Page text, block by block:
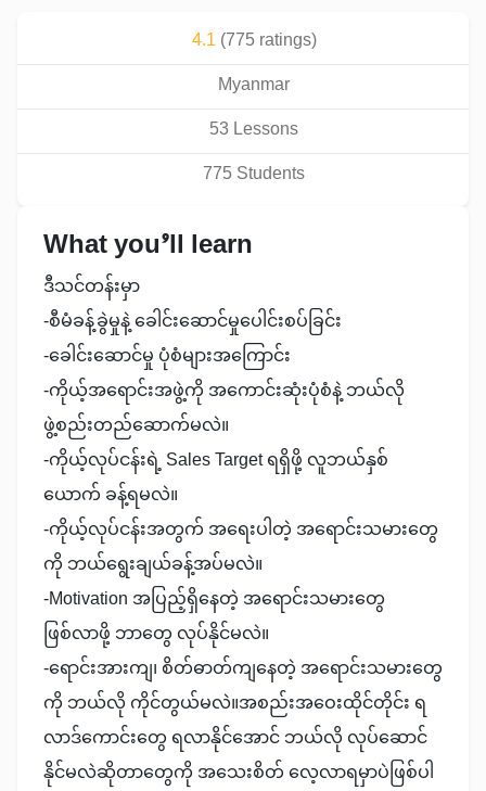
4.1(775ratings)
Myanmar
53Lessons
775Students
What you’ll learn
ဒီသင်တန်းမှာ
-စီမံခန့်ခွဲမှုနဲ့ ခေါင်းဆောင်မှုပေါင်းစပ်ခြင်း
-ခေါင်းဆောင်မှု ပုံစံများအကြောင်း
-ကိုယ့်အရောင်းအဖွဲ့ကို အကောင်းဆုံးပုံစံနဲ့ ဘယ်လို
ဖွဲ့စည်းတည်ဆောက်မလဲ။
-ကိုယ့်လုပ်ငန်းရဲ့ Sales Target ရရှိဖို့ လူဘယ်နှစ်
ယောက် ခန့်ရမလဲ။
-ကိုယ့်လုပ်ငန်းအတွက် အရေးပါတဲ့ အရောင်းသမားတွေ
ကို ဘယ်ရွေးချယ်ခန့်အပ်မလဲ။
-Motivation အပြည့်ရှိနေတဲ့ အရောင်းသမားတွေ
ဖြစ်လာဖို့ ဘာတွေ လုပ်နိုင်မလဲ။
-ရောင်းအားကျ၊ စိတ်ဓာတ်ကျနေတဲ့ အရောင်းသမားတွေ
ကို ဘယ်လို ကိုင်တွယ်မလဲ။အစည်းအဝေးထိုင်တိုင်း ရ
လာဒ်ကောင်းတွေ ရလာနိုင်အောင် ဘယ်လို လုပ်ဆောင်
နိုင်မလဲဆိုတာတွေကို အသေးစိတ် လေ့လာရမှာပဲဖြစ်ပါ